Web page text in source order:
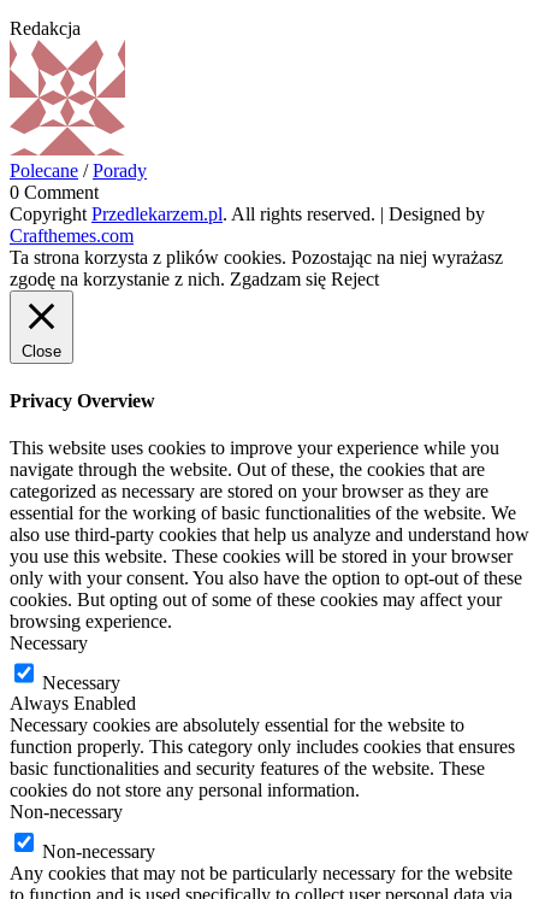
Redakcja
Polecane /Porady
0 Comment
Copyright Przedlekarzem.pl. All rights reserved. | Designed by
Crafthemes.com
Ta strona korzysta z plików cookies. Pozostając na niej wyrażasz
zgodę na korzystanie z nich. Zgadzam się Reject
Close
Privacy Overview
This website uses cookies to improve your experience while you
navigate through the website. Out of these, the cookies that are
categorized as necessary are stored on your browser as they are
essential for the working of basic functionalities of the website. We
also use third-party cookies that help us analyze and understand how
you use this website. These cookies will be stored in your browser
only with your consent. You also have the option to opt-out of these
cookies. But opting out of some of these cookies may affect your
browsing experience.
Necessary
Necessary
Always Enabled
Necessary cookies are absolutely essential for the website to
function properly. This category only includes cookies that ensures
basic functionalities and security features of the website. These
cookies do not store any personal information.
Non-necessary
Non-necessary
Any cookies that may not be particularly necessary for the website
to function and is used specifically to collect user personal data via